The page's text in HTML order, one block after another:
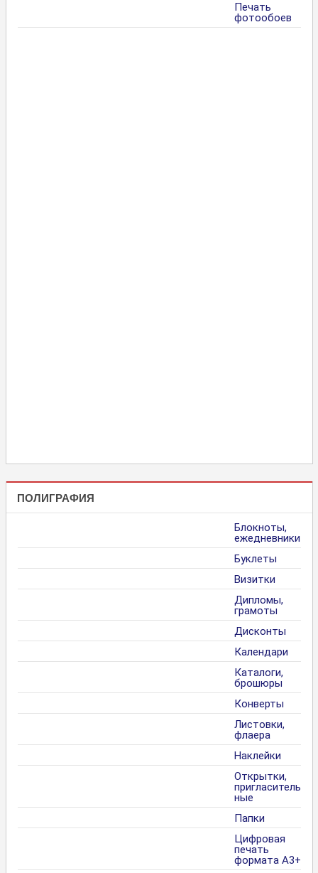
Печать
фотообоев
ПОЛИГРАФИЯ
Блокноты,
ежедневники
Буклеты
Визитки
Дипломы,
грамоты
Дисконты
Календари
Каталоги,
брошюры
Конверты
Листовки,
флаера
Наклейки
Открытки,
пригласитель
ные
Папки
Цифровая
печать
формата А3+